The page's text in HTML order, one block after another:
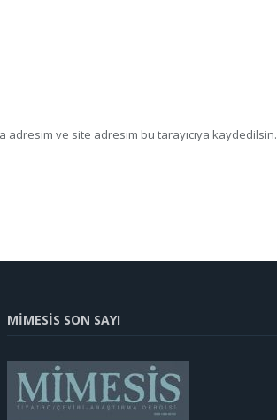
adresim ve site adresim bu tarayıcıya kaydedilsin.
MİMESİS SON SAYI